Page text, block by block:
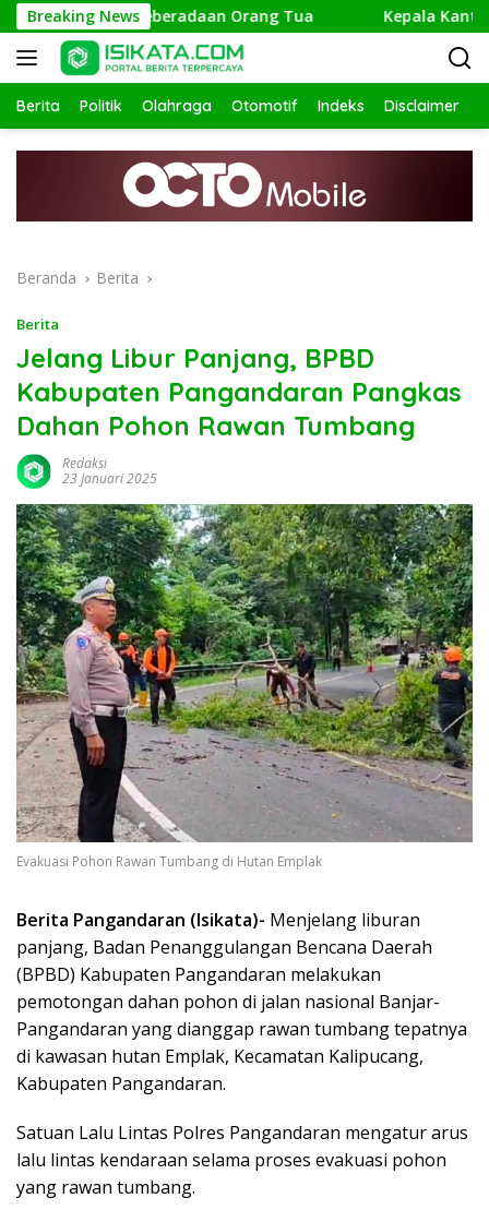
Langsung
ke
konten
Breaking News
Telusuri Keberadaan Orang Tua Kepala Kantor
Berita Politik Olahraga Otomotif Indeks Disclaimer
Beranda Berita
Berita
Jelang Libur Panjang, BPBD
Kabupaten Pangandaran Pangkas
Dahan Pohon Rawan Tumbang
Redaksi
23 Januari 2025
Evakuasi Pohon Rawan Tumbang di Hutan Emplak
Berita Pangandaran (Isikata)- Menjelang liburan
panjang, Badan Penanggulangan Bencana Daerah
(BPBD) Kabupaten Pangandaran melakukan
pemotongan dahan pohon di jalan nasional Banjar-
Pangandaran yang dianggap rawan tumbang tepatnya
di kawasan hutan Emplak, Kecamatan Kalipucang,
Kabupaten Pangandaran.
Satuan Lalu Lintas Polres Pangandaran mengatur arus
lalu lintas kendaraan selama proses evakuasi pohon
yang rawan tumbang.